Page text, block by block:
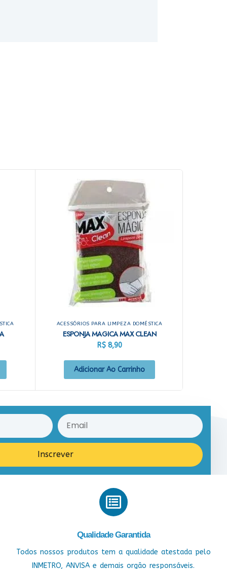
ACESSÓRIOS PARA LIMPEZA DOMÉSTICA
ESPONJA MAGICA MAX CLEAN
R$8,90
Adicionar Ao Carrinho
Inscrever
Qualidade Garantida
Todos nossos produtos tem a qualidade atestada pelo
INMETRO, ANVISA e demais orgão responsáveis.